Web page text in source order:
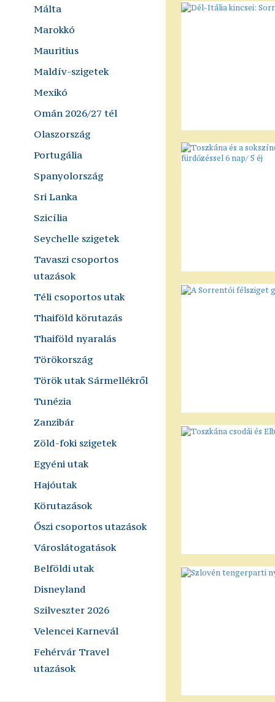
Málta
Marokkó
Mauritius
Maldív-szigetek
Mexikó
Omán 2026/27 tél
Olaszország
Portugália
Spanyolország
Sri Lanka
Szicília
Seychelle szigetek
Tavaszi csoportos
utazások
Téli csoportos utak
Thaiföld körutazás
Thaiföld nyaralás
Törökország
Török utak Sármellékről
Tunézia
Zanzibár
Zöld-foki szigetek
Egyéni utak
Hajóutak
Körutazások
Őszi csoportos utazások
Városlátogatások
Belföldi utak
Disneyland
Szilveszter 2026
Velencei Karnevál
Fehérvár Travel
utazások